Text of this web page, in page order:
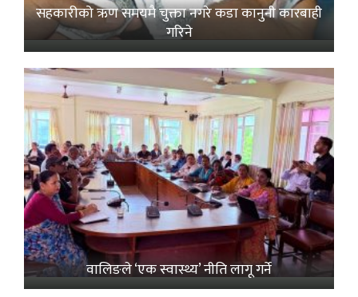
सहकारीको ऋण समयमै चुक्ता नगरे कडा कानुनी कारबाही
गरिने
वालिङले ‘एक स्वास्थ्य’ नीति लागू गर्ने